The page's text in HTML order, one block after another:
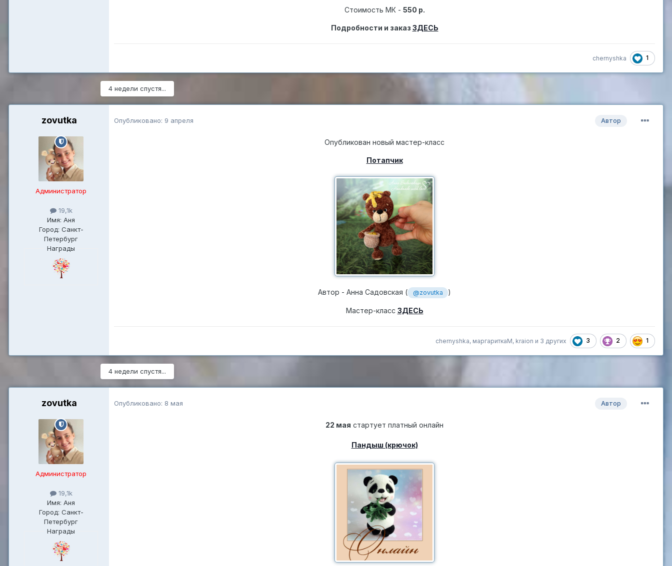
Стоимость МК - 550 р.
Подробности и заказ ЗДЕСЬ
chernyshka 1
4 недели спустя...
zovutka
Администратор
19,1k
Имя: Аня
Город: Санкт-
Петербург
Награды
Автор
Опубликовано: 9 апреля
Опубликован новый мастер-класс
Потапчик
Автор -Анна Садовская ( @zovutka )
Мастер-класс ЗДЕСЬ
chernyshka, маргариткаМ, kraion и 3 других 3 2 1
4 недели спустя...
zovutka
Администратор
19,1k
Имя: Аня
Город: Санкт-
Петербург
Награды
Автор
Опубликовано: 8 мая
22 мая стартует платный онлайн
Пандыш (крючок)